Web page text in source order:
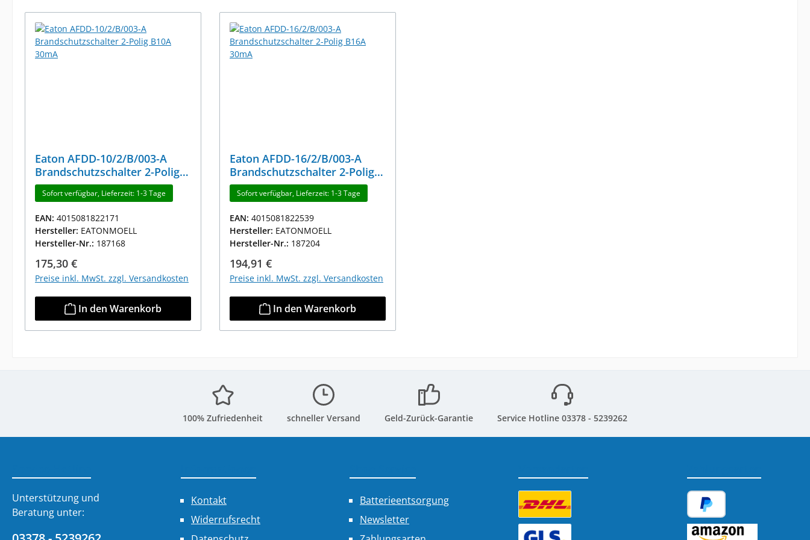
Eaton AFDD-10/2/B/003-A
Brandschutzschalter 2-Polig
B10A 30mA
Sofort verfügbar, Lieferzeit: 1-3 Tage
EAN: 4015081822171
Hersteller: EATONMOELL
Hersteller-Nr.: 187168
Regulärer Preis:
175,30 €
Preise inkl. MwSt. zzgl. Versandkosten
In den Warenkorb
Eaton AFDD-16/2/B/003-A
Brandschutzschalter 2-Polig
B16A 30mA
Sofort verfügbar, Lieferzeit: 1-3 Tage
EAN: 4015081822539
Hersteller: EATONMOELL
Hersteller-Nr.: 187204
Regulärer Preis:
194,91 €
Preise inkl. MwSt. zzgl. Versandkosten
In den Warenkorb
100% Zufriedenheit schneller Versand Geld-Zurück-Garantie Service Hotline 03378 - 5239262
Unterstützung und
Beratung unter:
Kontakt
Widerrufsrecht
Batterieentsorgung
Newsletter
Benutzerdefiniertes Bild 1 PayPal